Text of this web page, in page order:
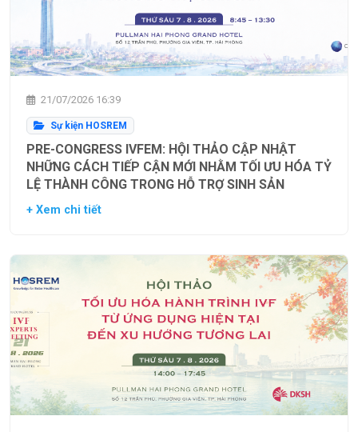
21/07/2026 16:39
Sự kiện HOSREM
PRE-CONGRESS IVFEM: HỘI THẢO CẬP NHẬT
NHỮNG CÁCH TIẾP CẬN MỚI NHẰM TỐI ƯU HÓA TỶ
LỆ THÀNH CÔNG TRONG HỖ TRỢ SINH SẢN
+ Xem chi tiết